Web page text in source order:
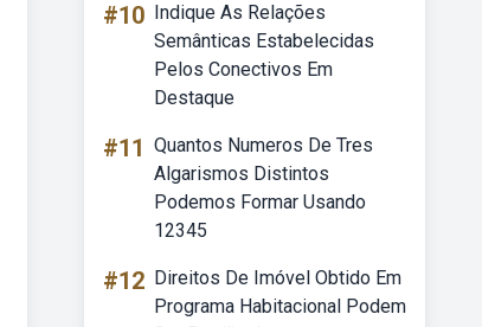
#10 Indique As Relações
Semânticas Estabelecidas
Pelos Conectivos Em
Destaque
#11 Quantos Numeros De Tres
Algarismos Distintos
Podemos Formar Usando
12345
#12 Direitos De Imóvel Obtido Em
Programa Habitacional Podem